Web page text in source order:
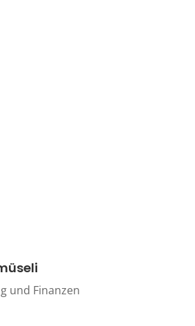
und Finanzen